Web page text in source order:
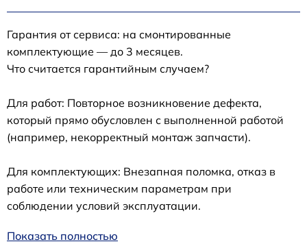
Гарантия от сервиса: на смонтированные
комплектующие — до 3 месяцев.
Что считается гарантийным случаем?
Для работ: Повторное возникновение дефекта,
который прямо обусловлен с выполненной работой
(например, некорректный монтаж запчасти).
Для комплектующих: Внезапная поломка, отказ в
работе или техническим параметрам при
соблюдении условий эксплуатации.
Показать полностью